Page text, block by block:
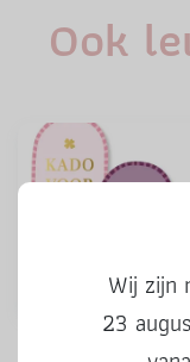
Ook
Stickers | Kado voor
Wij zijn
23